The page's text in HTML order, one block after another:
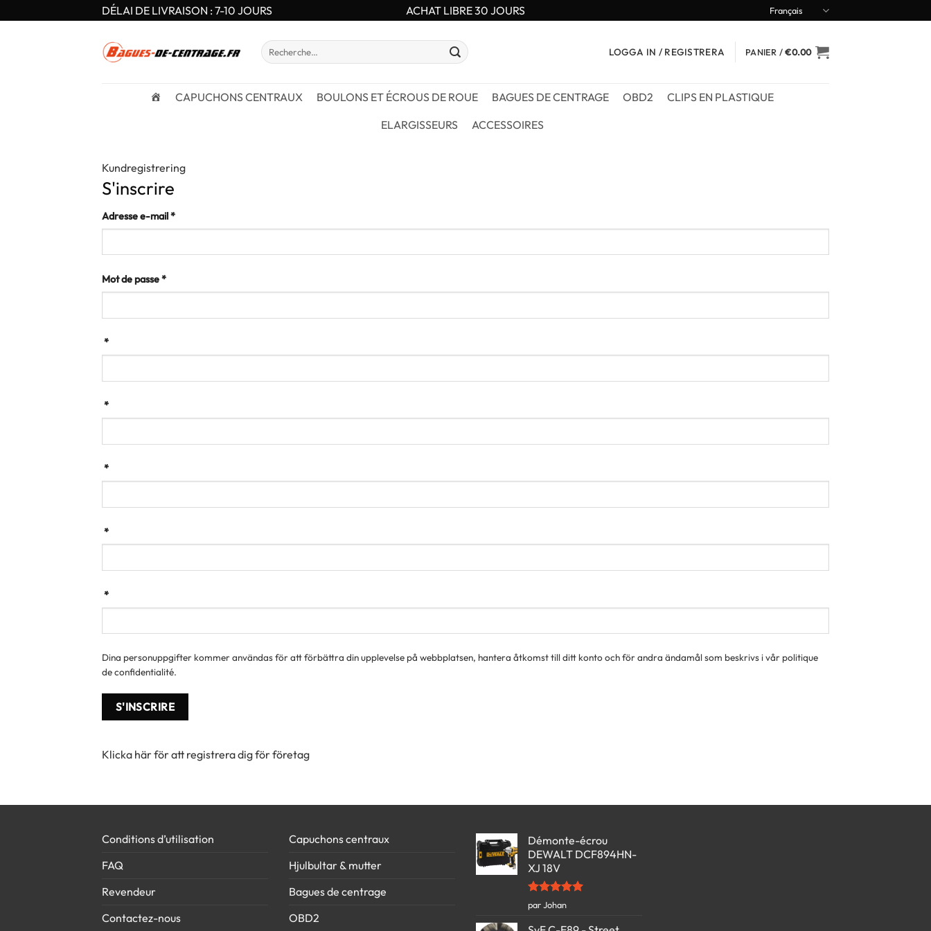
au
DÉLAI DE LIVRAISON : 7-10 JOURS ACHAT LIBRE 30 JOURS Français
Recherche
pour :
LOGGA IN / REGISTRERA PANIER /€0.00
CAPUCHONS CENTRAUX BOULONS ET ÉCROUS DE ROUE BAGUES DE CENTRAGE OBD2
CLIPS EN PLASTIQUE
ELARGISSEURS
ACCESSOIRES
Kundregistrering
S'inscrire
Adresse e-mail*
Mot de passe*
*
*
*
*
*
Dina personuppgifter kommer användas för att förbättra din upplevelse på webbplatsen, hantera åtkomst till ditt konto och för andra ändamål som beskrivs i vår politique
de confidentialité.
S'INSCRIRE
Klicka här för att registrera dig för företag
Conditions d’utilisation
FAQ
Revendeur
Contactez-nous
Capuchons centraux
Hjulbultar & mutter
Bagues de centrage
OBD2
Démonte-écrou
DEWALT DCF894HN-
XJ 18V
Note5sur
5
par Johan